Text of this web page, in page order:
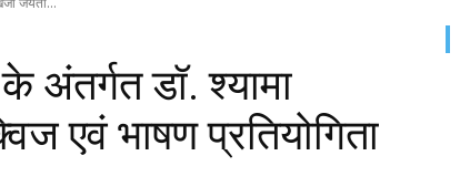
अंतर्गत डॉ. श्यामा
एवं भाषण प्रतियोगिता